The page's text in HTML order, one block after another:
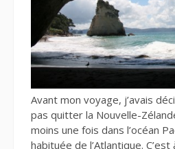
Avant mon voyage, j’avais
pas quitter la Nouvelle-
moins une fois dans l’océan
habituée de l’Atlantique.